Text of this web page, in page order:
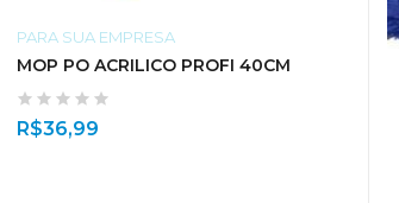
PARA SUA EMPRESA
MOP PO ACRILICO PROFI 40CM
R$36,99